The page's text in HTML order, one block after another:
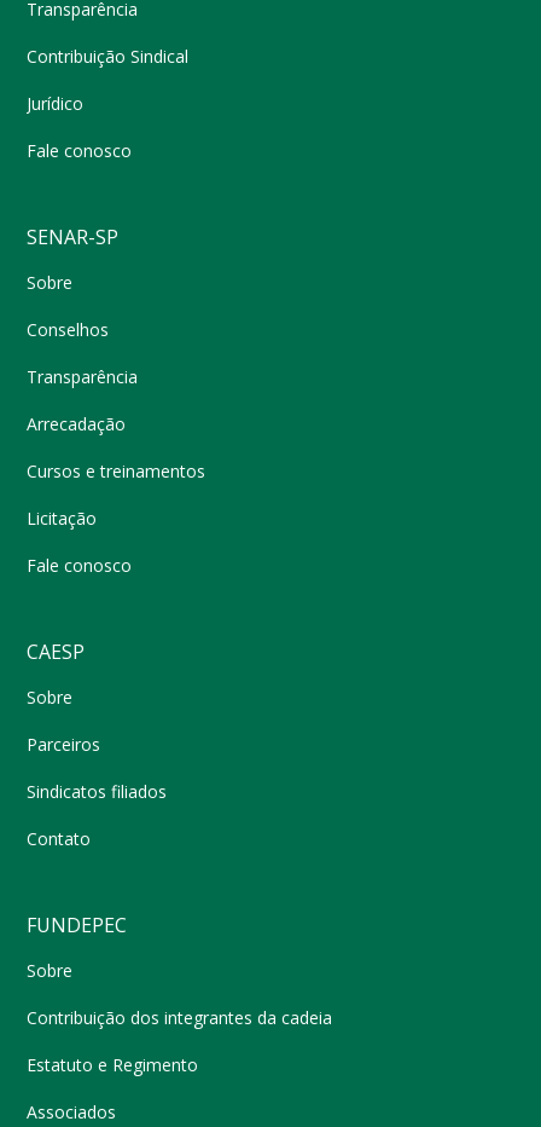
Transparência
Contribuição Sindical
Jurídico
Fale conosco
SENAR-SP
Sobre
Conselhos
Transparência
Arrecadação
Cursos e treinamentos
Licitação
Fale conosco
CAESP
Sobre
Parceiros
Sindicatos filiados
Contato
FUNDEPEC
Sobre
Contribuição dos integrantes da cadeia
Estatuto e Regimento
Associados